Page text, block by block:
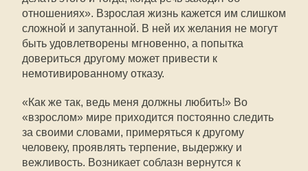
отношениях». Взрослая жизнь кажется им слишком
сложной и запутанной. В ней их желания не могут
быть удовлетворены мгновенно, а попытка
довериться другому может привести к
немотивированному отказу.
«Как же так, ведь меня должны любить!» Во
«взрослом» мире приходится постоянно следить
за своими словами, примеряться к другому
человеку, проявлять терпение, выдержку и
вежливость. Возникает соблазн вернутся к